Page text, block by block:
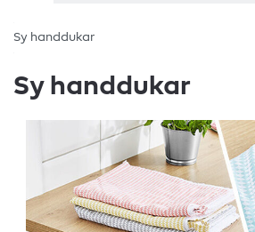
Sy handdukar
Sy handdukar